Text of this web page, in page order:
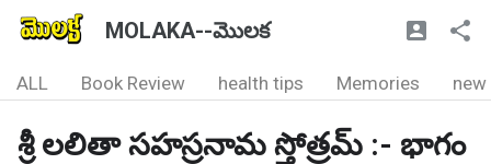
MOLAKA--మొలక
ALL Book Review health tips Memories new
శ్రీ లలితా సహస్రనామ స్తోత్రమ్ :- భాగం